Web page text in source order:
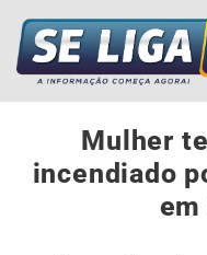
Mulher
incendiado
em